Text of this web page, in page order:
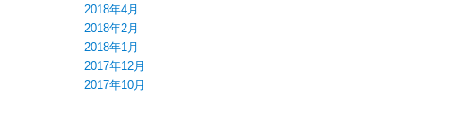
2018年4月
2018年2月
2018年1月
2017年12月
2017年10月